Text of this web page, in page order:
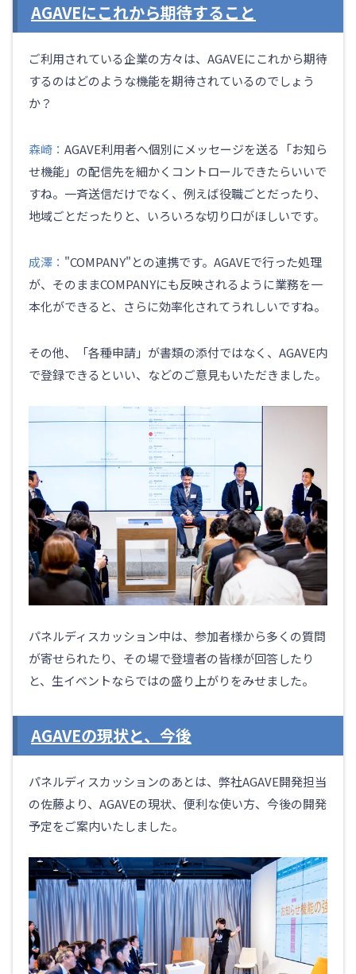
AGAVEにこれから期待すること
ご利用されている企業の方々は、AGAVEにこれから期待
するのはどのような機能を期待されているのでしょう
か？
森崎： AGAVE利用者へ個別にメッセージを送る「お知ら
せ機能」の配信先を細かくコントロールできたらいいで
すね。一斉送信だけでなく、例えば役職ごとだったり、
地域ごとだったりと、いろいろな切り口がほしいです。
成澤： "COMPANY"との連携です。AGAVEで行った処理
が、そのままCOMPANYにも反映されるように業務を一
本化ができると、さらに効率化されてうれしいですね。
その他、
「各種申請」が書類の添付ではなく、AGAVE内
で登録できるといい、などのご意見もいただきました。
パネルディスカッション中は、参加者様から多くの質問
が寄せられたり、その場で登壇者の皆様が回答したり
と、生イベントならではの盛り上がりをみせました。
AGAVEの現状と、今後
パネルディスカッションのあとは、弊社AGAVE開発担当
の佐藤より、AGAVEの現状、便利な使い方、今後の開発
予定をご案内いたしました。